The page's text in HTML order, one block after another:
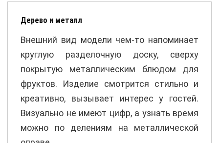
Дерево и металл
Внешний вид модели чем-то напоминает
круглую разделочную доску, сверху
покрытую металлическим блюдом для
фруктов. Изделие смотрится стильно и
креативно, вызывает интерес у гостей.
Визуально не имеют цифр, а узнать время
можно по делениям на металлической